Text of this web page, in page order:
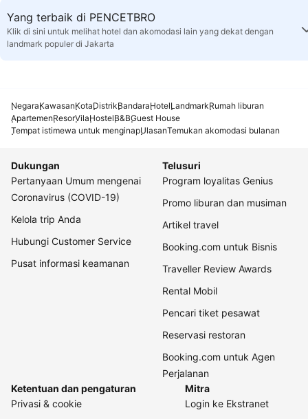
Yang terbaik di PENCETBRO
Klik di sini untuk melihat hotel dan akomodasi lain yang dekat dengan
landmark populer di Jakarta
NegaraKawasanKotaDistrikBandaraHotelLandmarkRumah liburan
ApartemenResorVilaHostelB&BGuest House
Tempat istimewa untuk menginapUlasanTemukan akomodasi bulanan
Dukungan
Pertanyaan Umum mengenai
Coronavirus (COVID-19)
Kelola trip Anda
Hubungi Customer Service
Pusat informasi keamanan
Telusuri
Program loyalitas Genius
Promo liburan dan musiman
Artikel travel
Booking.com untuk Bisnis
Traveller Review Awards
Rental Mobil
Pencari tiket pesawat
Reservasi restoran
Booking.com untuk Agen
Perjalanan
Ketentuan dan pengaturan
Privasi & cookie
Mitra
Login ke Ekstranet